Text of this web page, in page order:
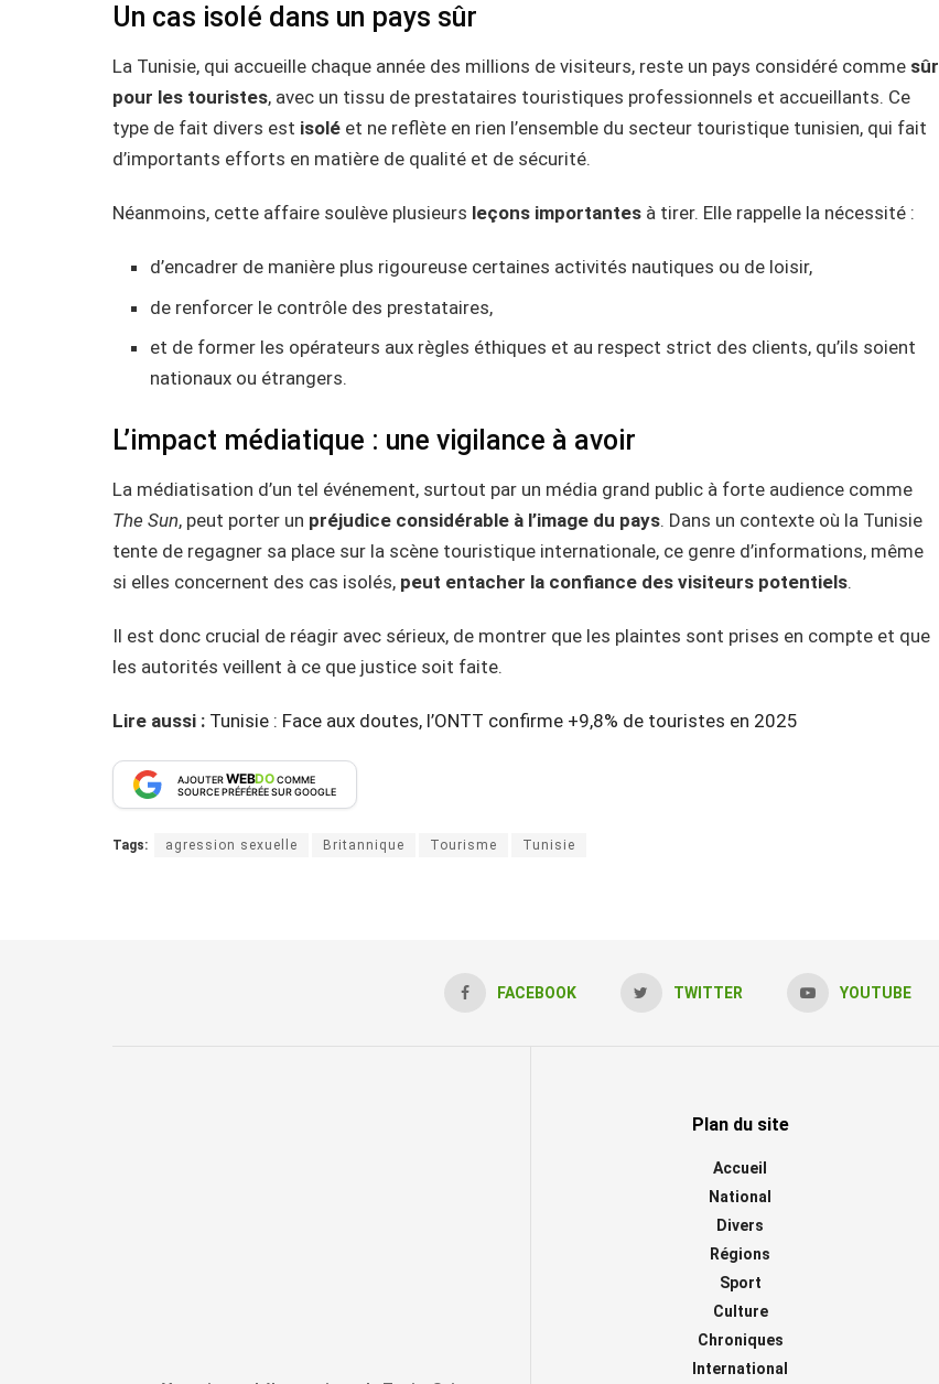
Un cas isolé dans un pays sûr
La Tunisie, qui accueille chaque année des millions de visiteurs, reste un pays considéré comme sûr
pour les touristes, avec un tissu de prestataires touristiques professionnels et accueillants. Ce
type de fait divers est isolé et ne reflète en rien l’ensemble du secteur touristique tunisien, qui fait
d’importants efforts en matière de qualité et de sécurité.
Néanmoins, cette affaire soulève plusieurs leçons importantes à tirer. Elle rappelle la nécessité :
d’encadrer de manière plus rigoureuse certaines activités nautiques ou de loisir,
de renforcer le contrôle des prestataires,
et de former les opérateurs aux règles éthiques et au respect strict des clients, qu’ils soient
nationaux ou étrangers.
L’impact médiatique : une vigilance à avoir
La médiatisation d’un tel événement, surtout par un média grand public à forte audience comme
The Sun, peut porter un préjudice considérable à l’image du pays. Dans un contexte où la Tunisie
tente de regagner sa place sur la scène touristique internationale, ce genre d’informations, même
si elles concernent des cas isolés, peut entacher la confiance des visiteurs potentiels.
Il est donc crucial de réagir avec sérieux, de montrer que les plaintes sont prises en compte et que
les autorités veillent à ce que justice soit faite.
Lire aussi : Tunisie : Face aux doutes, l’ONTT confirme +9,8% de touristes en 2025
AJOUTERWEBDOCOMME
SOURCE PRÉFÉRÉE SUR GOOGLE
Tags: agression sexuelle Britannique Tourisme Tunisie
FACEBOOK TWITTER YOUTUBE
Plan du site
Accueil
National
Divers
Régions
Sport
Culture
Chroniques
International